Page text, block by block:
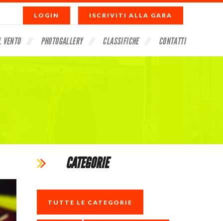
LOGIN ISCRIVITI ALLA GARA
VENTO PHOTOGALLERY CLASSIFICHE CONTATTI
CATEGORIE
TUTTE LE CATEGORIE